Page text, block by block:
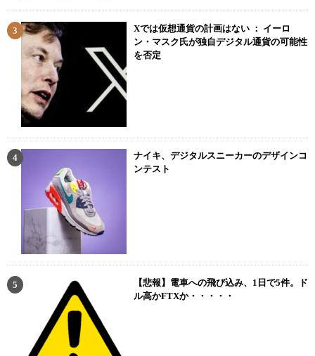
Xでは仮想通貨の計画はない ： イーロ
ン・マスク氏が独自デジタル通貨の可能性
を否定
ナイキ、デジタルスニーカーのデザインコ
ンテスト
【悲報】電車への飛び込み、1日で5件。ド
ル高かFTXか・・・・・